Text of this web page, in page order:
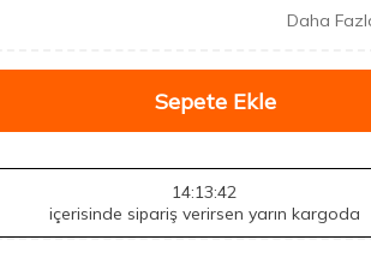
Daha
Sepete Ekle
14:13:40
içerisinde sipariş verirsen yarın kargoda